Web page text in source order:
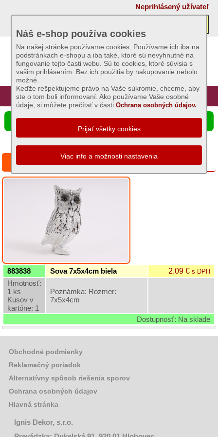
Neprihlásený užívateľ
Úvod Hlavná stránka Prihlásenie Registrácia
Náš e-shop používa cookies
Na našej stránke používame cookies. Používame ich iba na
podstránkach e-shopu a iba také, ktoré sú nevyhnutné na
fungovanie tejto časti webu. Sú to cookies, ktoré súvisia s
vašim prihlásením. Bez ich použitia by nakupovanie nebolo
možné.
Keďže rešpektujeme právo na Vaše súkromie, chceme, aby
ste o tom boli informovaní. Ako používame Vaše osobné
údaje, si môžete prečítať v častiOchrana osobných údajov.
☰ Ponuka produktov
Akcie
Sviečky
Umelé
kvety
Semená
osivá
a
hygiena
Dekorácie
Polystyrénové
Lampáše
Mašle
Prútie
dekorácie
Keramické
dekorácie
Sova 7x5x4cm biela
883838 Sova 7x5x4cm biela 2.09 €s DPH
Hmotnosť:
1 ks
Kusov v
kartóne: 1
Poznámka: Rozmer:
7x5x4cm
Dostupnosť: Na sklade
Obchodné podmienky
Reklamačný poriadok
Alternatívny spôsob riešenia sporov
Ochrana osobných údajov
Hlavná stránka
Ignis Dekor, s.r.o.